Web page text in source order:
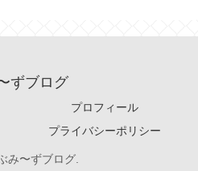
ずブログ
プロフィール
プライバシーポリシー
み〜ずブログ.